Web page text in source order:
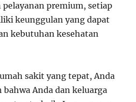
pelayanan premium, setiap
keunggulan yang dapat
kebutuhan kesehatan
sakit yang tepat, Anda
Anda dan keluarga